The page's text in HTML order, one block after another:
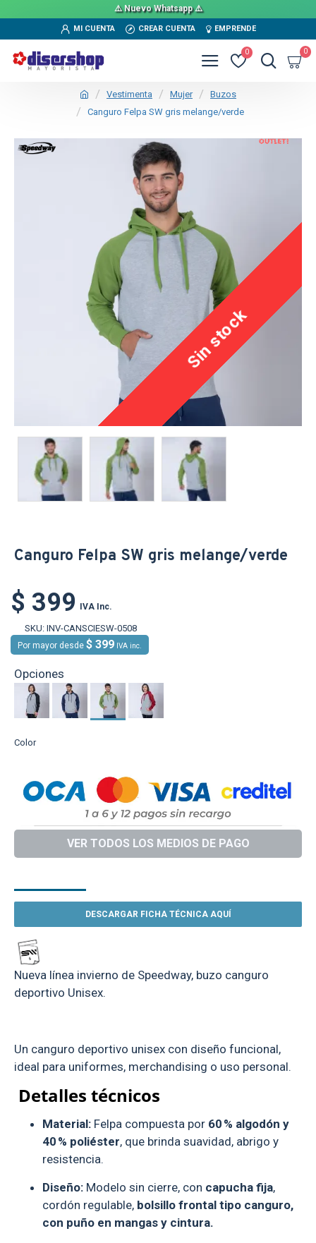
⚠️ Nuevo Whatsapp ⚠️
MI CUENTA CREAR CUENTA EMPRENDE
0 0
Vestimenta Mujer
Buzos
Canguro Felpa SW gris melange/verde
TEXTTRANSPARENTE
OUT
Sin stock
Canguro Felpa SW gris melange/verde
$ 399 IVA Inc.
SKU: INV-CANSCIESW-0508
Por mayor desde $ 399 IVA inc.
Opciones
Color
VER TODOS LOS MEDIOS DE PAGO
DESCARGAR FICHA TÉCNICA AQUÍ
Nueva línea invierno de Speedway, buzo canguro
deportivo Unisex.
Un canguro deportivo unisex con diseño funcional,
ideal para uniformes, merchandising o uso personal.
Detalles técnicos
Material: Felpa compuesta por 60 % algodón y
40 % poliéster, que brinda suavidad, abrigo y
resistencia.
Diseño: Modelo sin cierre, con capucha fija,
cordón regulable, bolsillo frontal tipo canguro,
con puño en mangas y cintura.